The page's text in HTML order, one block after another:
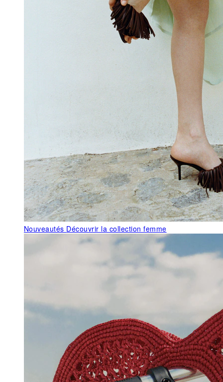
Nouveautés Découvrir la collection femme